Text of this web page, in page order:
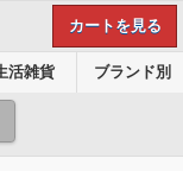
カートを見る
活雑貨 ブランド別